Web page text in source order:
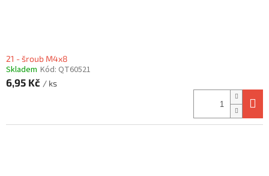
21 - šroub M4x8
Skladem Kód: QT60521
6,95 Kč / ks